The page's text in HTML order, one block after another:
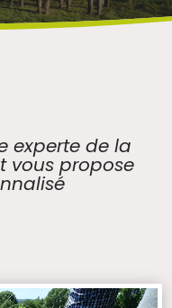
experte de la
vous propose